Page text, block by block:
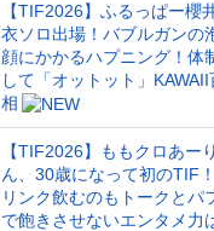
【TIF2026】ふるっぱー櫻
衣ソロ出場！バブルガンの
顔にかかるハプニング！体
して「オットット」KAWAII
相
【TIF2026】ももクロあーり
ん、30歳になって初のTIF
リンク飲むのもトークとパ
で飽きさせないエンタメ力